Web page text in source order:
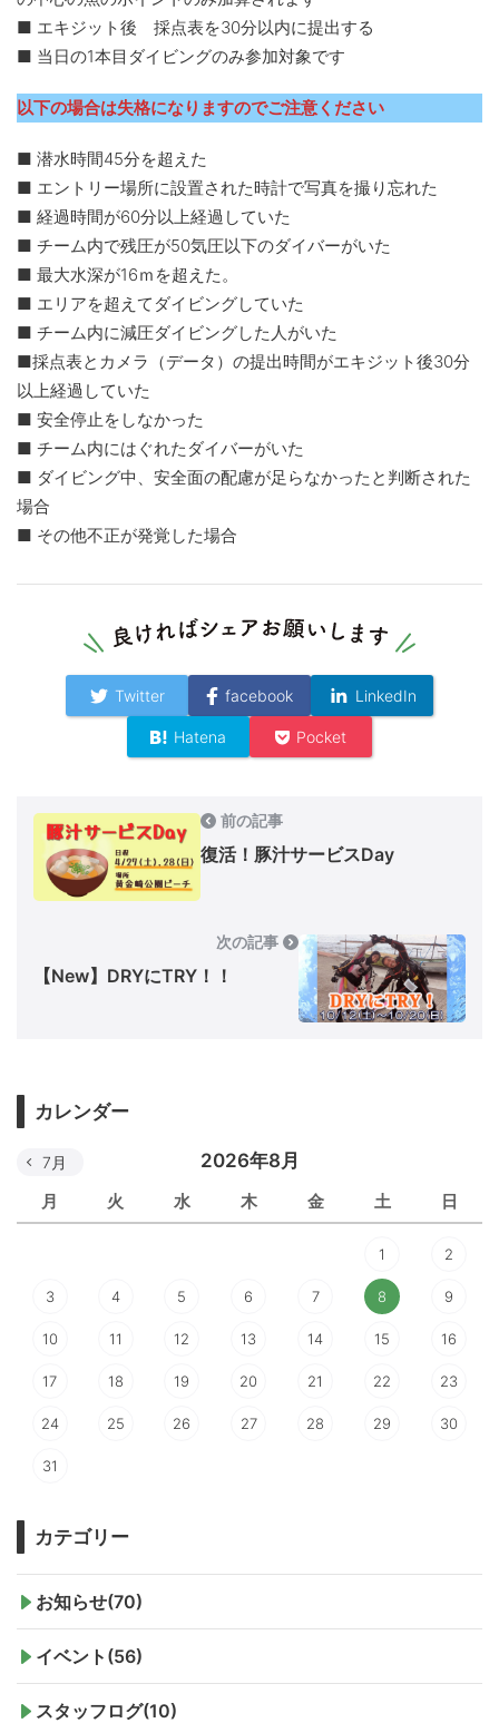
■ エキジット後 採点表を30分以内に提出する
■ 当日の1本目ダイビングのみ参加対象です
以下の場合は失格になりますのでご注意ください
■ 潜水時間45分を超えた
■ エントリー場所に設置された時計で写真を撮り忘れた
■ 経過時間が60分以上経過していた
■ チーム内で残圧が50気圧以下のダイバーがいた
■ 最大水深が16ｍを超えた。
■ エリアを超えてダイビングしていた
■ チーム内に減圧ダイビングした人がいた
■採点表とカメラ（データ）の提出時間がエキジット後30分
以上経過していた
■ 安全停止をしなかった
■ チーム内にはぐれたダイバーがいた
■ ダイビング中、安全面の配慮が足らなかったと判断された
場合
■ その他不正が発覚した場合
Twitter facebook LinkedIn
Hatena Pocket
前の記事
復活！豚汁サービスDay
次の記事
【New】DRYにTRY！！
カレンダー
2026年8月
月 火 水 木 金 土 日
7月
1 2
3 4 5 6 7 8 9
10 11 12 13 14 15 16
17 18 19 20 21 22 23
24 25 26 27 28 29 30
31
カテゴリー
お知らせ(70)
イベント(56)
スタッフログ(10)